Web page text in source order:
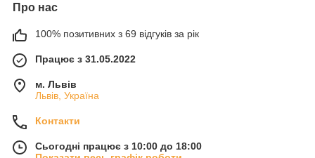
Про нас
100% позитивних з 69 відгуків за рік
Працює з 31.05.2022
м. Львів
Львів, Україна
Контакти
Сьогодні працює з 10:00 до 18:00